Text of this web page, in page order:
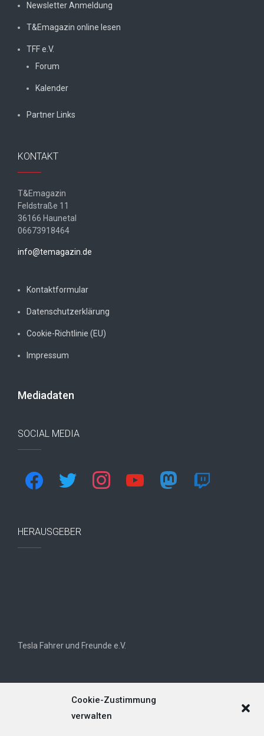
Cookie-Zustimmung
verwalten
Newsletter Anmeldung
T&Emagazin online lesen
TFF e.V.
Forum
Kalender
Partner Links
KONTAKT
T&Emagazin
Feldstraße 11
36166 Haunetal
06673918464
info@temagazin.de
Kontaktformular
Datenschutzerklärung
Cookie-Richtlinie (EU)
Impressum
Mediadaten
SOCIAL MEDIA
facebook twitter instagram youtube mastodon twitch
HERAUSGEBER
Tesla Fahrer und Freunde e.V.